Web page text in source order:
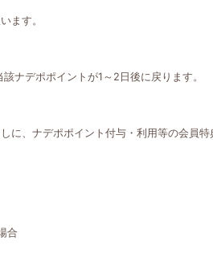
ます。
ナデポポイントが1～2日後に戻ります。
、ナデポポイント付与・利用等の会員
合